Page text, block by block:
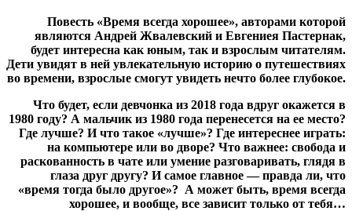
Повесть «Время всегда хорошее», авторами которой
являются Андрей Жвалевский и Евгениея Пастернак,
будет интересна как юным, так и взрослым читателям.
Дети увидят в ней увлекательную историю о путешествиях
во времени, взрослые смогут увидеть нечто более глубокое.
Что будет, если девчонка из 2018 года вдруг окажется в
1980 году? А мальчик из 1980 года перенесется на ее место?
Где лучше? И что такое «лучше»? Где интереснее играть:
на компьютере или во дворе? Что важнее: свобода и
раскованность в чате или умение разговаривать, глядя в
глаза друг другу? И самое главное — правда ли, что
«время тогда было другое»? А может быть, время всегда
хорошее, и вообще, все зависит только от тебя…